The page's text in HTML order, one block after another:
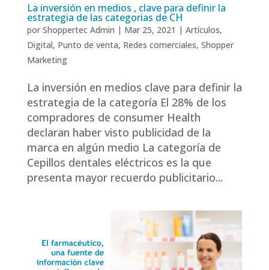
La inversión en medios , clave para definir la
estrategia de las categorias de CH
por Shoppertec Admin | Mar 25, 2021 | Artículos,
Digital, Punto de venta, Redes comerciales, Shopper
Marketing
La inversión en medios clave para definir la
estrategia de la categoría El 28% de los
compradores de consumer Health
declaran haber visto publicidad de la
marca en algún medio La categoría de
Cepillos dentales eléctricos es la que
presenta mayor recuerdo publicitario...